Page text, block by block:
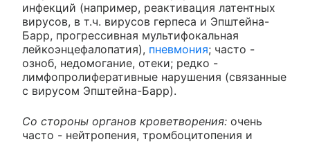
инфекций (например, реактивация латентных
вирусов, в т.ч. вирусов герпеса и Эпштейна-
Барр, прогрессивная мультифокальная
лейкоэнцефалопатия), пневмония; часто -
озноб, недомогание, отеки; редко -
лимфопролиферативные нарушения (связанные
с вирусом Эпштейна-Барр).
Со стороны органов кроветворения: очень
часто - нейтропения, тромбоцитопения и